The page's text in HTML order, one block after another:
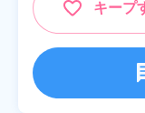
キープ